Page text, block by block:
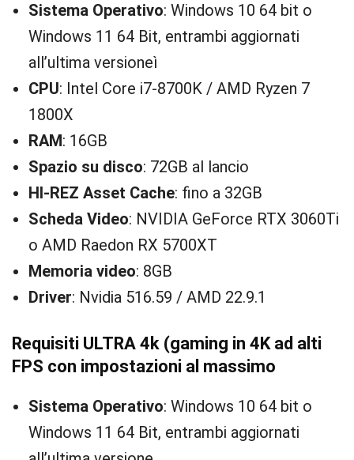
Sistema Operativo: Windows 10 64 bit o
Windows 11 64 Bit, entrambi aggiornati
all’ultima versioneì
CPU: Intel Core i7-8700K / AMD Ryzen 7
1800X
RAM: 16GB
Spazio su disco: 72GB al lancio
HI-REZ Asset Cache: fino a 32GB
Scheda Video: NVIDIA GeForce RTX 3060Ti
o AMD Raedon RX 5700XT
Memoria video: 8GB
Driver: Nvidia 516.59 / AMD 22.9.1
Requisiti ULTRA 4k (gaming in 4K ad alti
FPS con impostazioni al massimo
Sistema Operativo: Windows 10 64 bit o
Windows 11 64 Bit, entrambi aggiornati